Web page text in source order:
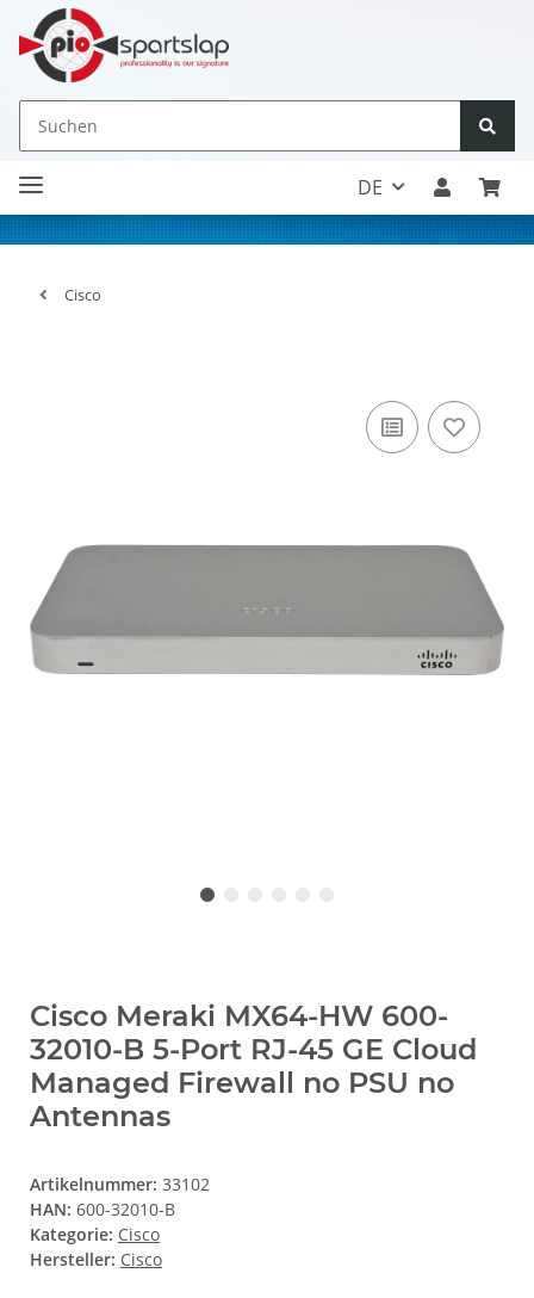
DE
Cisco
Cisco Meraki MX64-HW 600-
32010-B 5-Port RJ-45 GE Cloud
Managed Firewall no PSU no
Antennas
Artikelnummer: 33102
HAN: 600-32010-B
Kategorie: Cisco
Hersteller: Cisco